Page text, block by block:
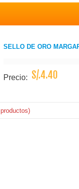
SELLO DE ORO
Precio: S/.4.40
productos)